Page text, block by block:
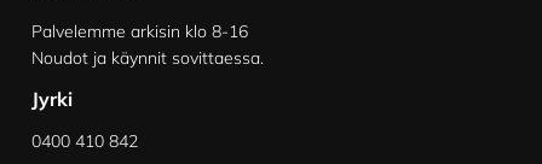
Palvelemme arkisin klo 8-16
Noudot ja käynnit sovittaessa.
Jyrki
0400 410 842